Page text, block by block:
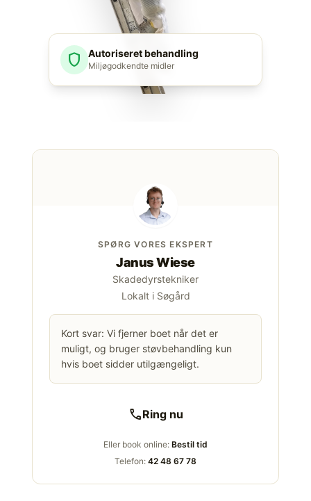
shield Autoriseret behandling
Miljøgodkendte midler
SPØRG VORES EKSPERT
Janus Wiese
Skadedyrstekniker
Lokalt i Søgård
Kort svar: Vi fjerner boet når det er
muligt, og bruger støvbehandling kun
hvis boet sidder utilgængeligt.
callRing nu
Eller book online: Bestil tid
Telefon: 42 48 67 78